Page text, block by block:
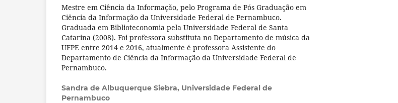
Mestre em Ciência da Informação, pelo Programa de Pós Graduação em
Ciência da Informação da Universidade Federal de Pernambuco.
Graduada em Biblioteconomia pela Universidade Federal de Santa
Catarina (2008). Foi professora substituta no Departamento de música da
UFPE entre 2014 e 2016, atualmente é professora Assistente do
Departamento de Ciência da Informação da Universidade Federal de
Pernambuco.
Sandra de Albuquerque Siebra, Universidade Federal de
Pernambuco